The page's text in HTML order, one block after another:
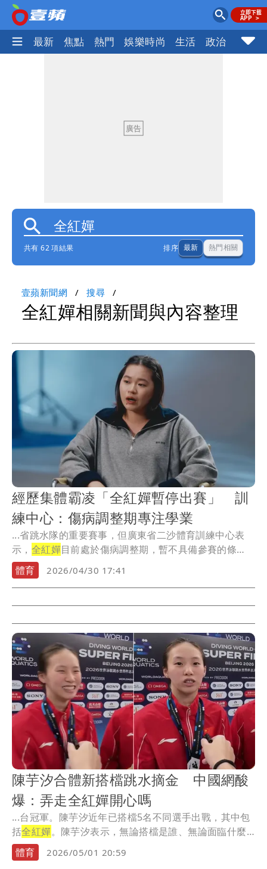
最新 焦點 熱門 娛樂時尚 生活 政治 社會
共有 62 項結果 排序 最新 熱門相關
壹蘋新聞網 搜尋
全紅嬋相關新聞與內容整理
經歷集體霸凌「全紅嬋暫停出賽」 訓
練中心：傷病調整期專注學業
...省跳水隊的重要賽事，但廣東省二沙體育訓練中心表
示， 全紅嬋目前處於傷病調整期，暫不具備參賽的條
件，所以...
體育 2026/04/30 17:41
陳芋汐合體新搭檔跳水摘金 中國網酸
爆：弄走全紅嬋開心嗎
...台冠軍。陳芋汐近年已搭檔5名不同選手出戰，其中包
括全紅嬋。陳芋汐表示，無論搭檔是誰、無論面臨什麼
樣的...
體育 2026/05/01 20:59